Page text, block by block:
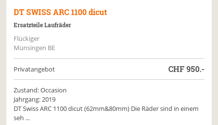
DT SWISS ARC 1100 dicut
Ersatzteile Laufräder
Flückiger
Münsingen BE
Privatangebot CHF950.-
Zustand: Occasion
Jahrgang: 2019
DT Swiss ARC 1100 dicut (62mm&80mm) Die Räder sind in einem
seh ...